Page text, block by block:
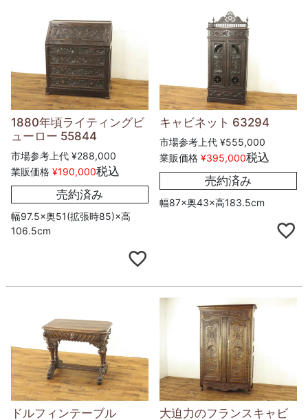
1880年頃ライティングビ
ューロー 55844
市場参考上代 ¥288,000
業販価格 ¥190,000税込
売約済み
幅97.5×奥51(拡張時85)×高
106.5cm
キャビネット 63294
市場参考上代 ¥555,000
業販価格 ¥395,000税込
売約済み
幅87×奥43×高183.5cm
ドルフィンテーブル
大迫力のフランスキャビ